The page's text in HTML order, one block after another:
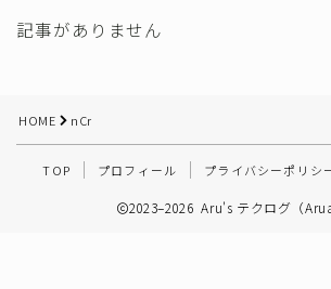
プログラミング
その他
記事がありません
HOME nCr
TOP プロフィール プライバシーポリシ
2023–2026 Aru's テクログ（